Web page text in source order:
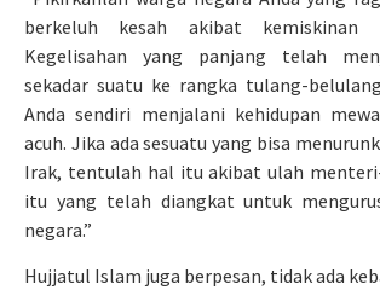
berkeluh kesah akibat kemiskinan
Kegelisahan yang panjang telah
sekadar suatu ke rangka tulang-
Anda sendiri menjalani kehidupan
acuh. Jika ada sesuatu yang bisa
Irak, tentulah hal itu akibat ulah
itu yang telah diangkat untuk
negara.”
Hujjatul Islam juga berpesan, tidak ada